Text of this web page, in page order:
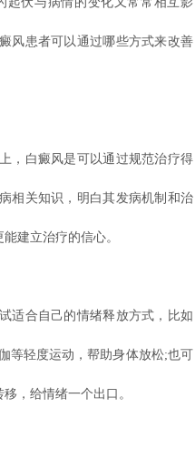
风患者可以通过哪些方式来改善
白癜风是可以通过规范治疗得
相关知识，明白其发病机制和治
建立治疗的信心。
合自己的情绪释放方式，比如
等轻度运动，帮助身体放松;也可
，给情绪一个出口。